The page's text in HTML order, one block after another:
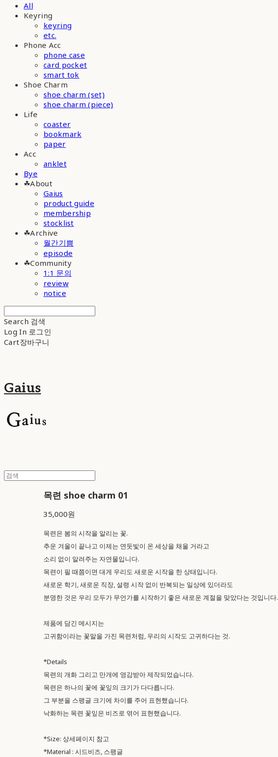
All
Keyring
keyring
etc.
Phone Acc
phone case
card pocket
smart tok
Shoe Charm
shoe charm (set)
shoe charm (piece)
Life
coaster
bookmark
paper
Acc
anklet
Bye
☘︎About
Gaius
product guide
membership
stocklist
☘︎Archive
월간기쁨
episode
☘︎Community
1:1 문의
review
notice
Search 검색
Log In 로그인
Cart장바구니
Gaius
목련 shoe charm 01
35,000원
목련은 봄의 시작을 알리는 꽃.
추운 겨울이 끝나고 이제는 연둣빛이 온 세상을 채울 거라고
소리 없이 알려주는 자연물입니다.
목련이 필 때쯤이면 대게 우리도 새로운 시작을 한 상태입니다.
새로운 학기, 새로운 직장, 설령 시작 없이 반복되는 일상에 있더라도
분명한 것은 우리 모두가 무언가를 시작하기 좋은 새로운 계절을 맞았다는 것입니다.
제품에 담긴 메시지는
고귀함이라는 꽃말을 가진 목련처럼, 우리의 시작도 고귀하다는 것.
*Details
목련의 개화 그리고 만개에 영감받아 제작되었습니다.
목련은 하나의 꽃에 꽃잎의 크기가 다다릅니다.
그 부분을 스팽글 크기에 차이를 주어 표현했습니다.
낙화하는 목련 꽃잎은 비즈로 엮어 표현했습니다.
*Size: 상세페이지 참고
*Material : 시드비즈, 스팽글